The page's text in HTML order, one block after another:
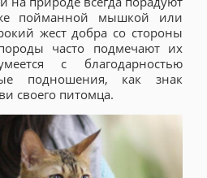
пойманной мышкой или
жест добра со стороны
часто подмечают их
с благодарностью
подношения, как знак
своего питомца.